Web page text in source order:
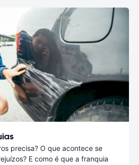
precisa? O que acontece se
E como é que a franquia